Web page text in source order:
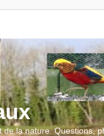
la nature. Questions,